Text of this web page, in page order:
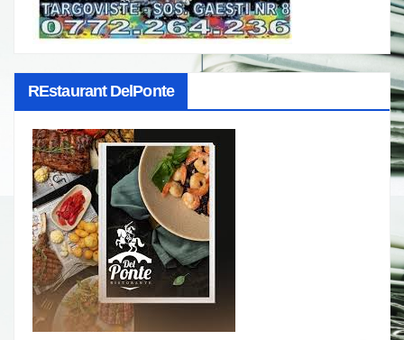
REstaurant DelPonte